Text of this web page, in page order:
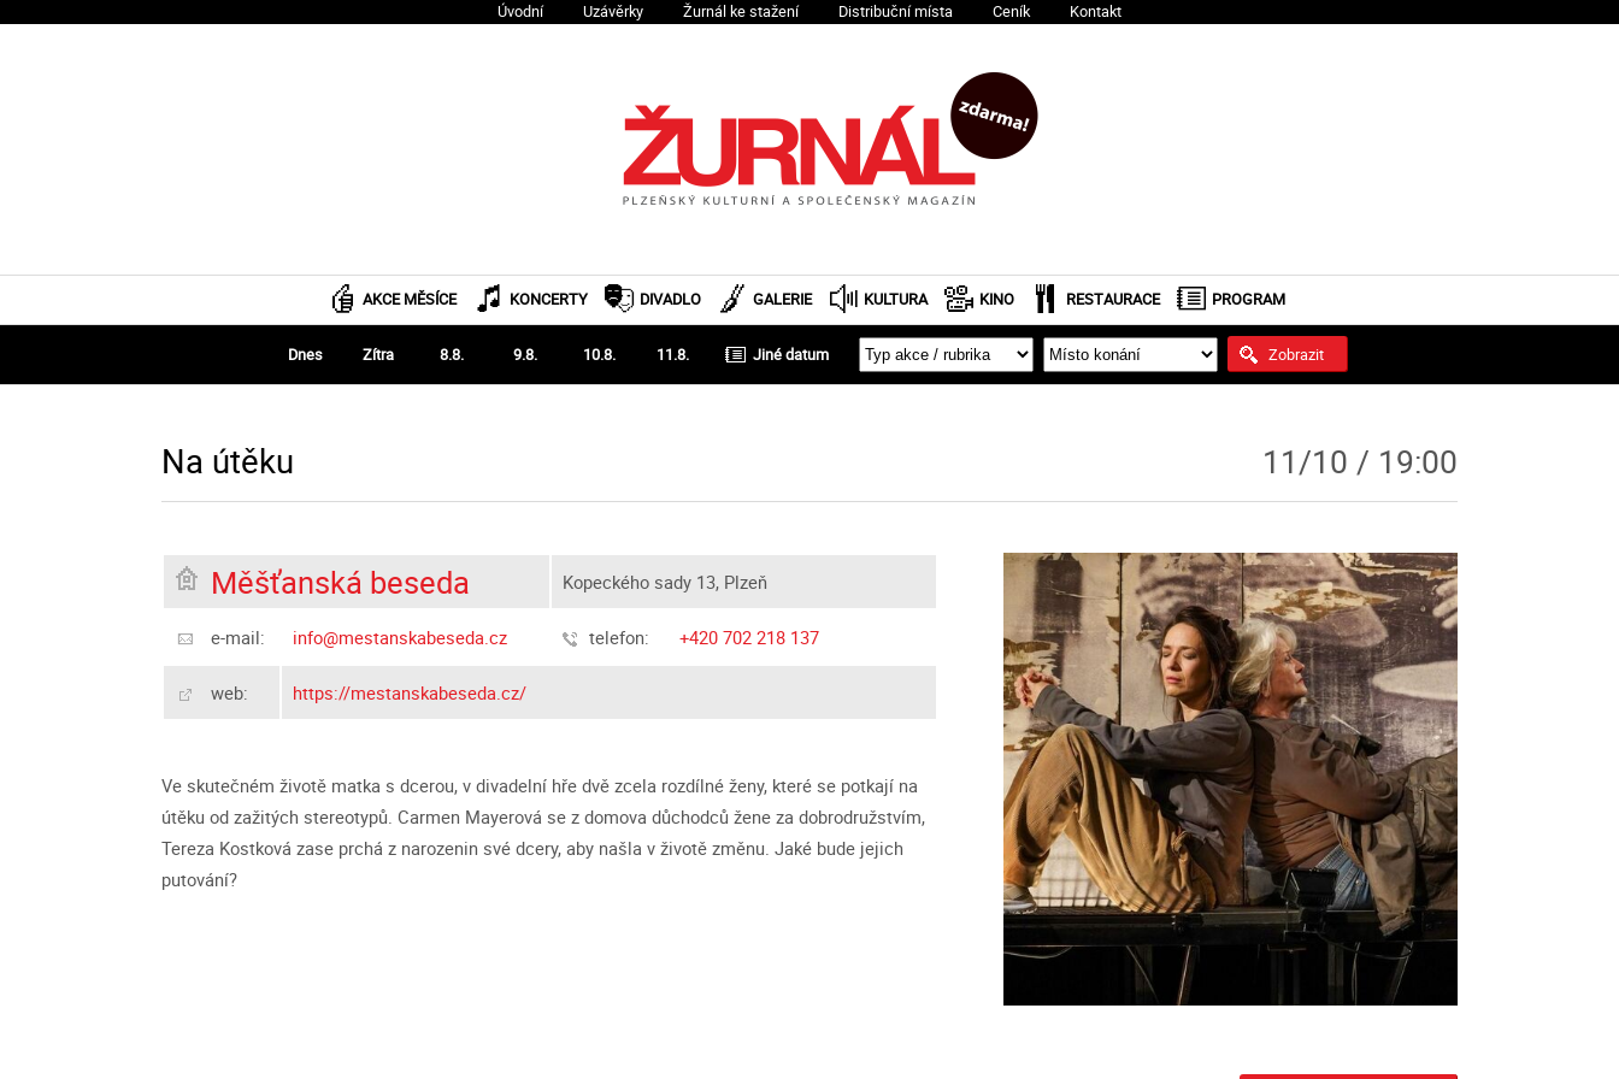
11/10 / 19:00
Na útěku
Měšťanská beseda Kopeckého sady 13, Plzeň
e-mail: info@mestanskabeseda.cz telefon: +420 702 218 137
web: https://mestanskabeseda.cz/
Ve skutečném životě matka s dcerou, v divadelní hře dvě zcela rozdílné ženy, které se potkají na
útěku od zažitých stereotypů. Carmen Mayerová se z domova důchodců žene za dobrodružstvím,
Tereza Kostková zase prchá z narozenin své dcery, aby našla v životě změnu. Jaké bude jejich
putování?
AKCE MĚSÍCE KONCERTY DIVADLO GALERIE KULTURA KINO RESTAURACE PROGRAM
Úvodní Uzávěrky Žurnál ke stažení Distribuční místa Ceník Kontakt
Dnes Zítra 8.8. 9.8. 10.8. 11.8. Zobrazit